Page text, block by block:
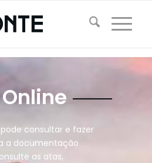
consultar e fazer
a documentação
as atas,